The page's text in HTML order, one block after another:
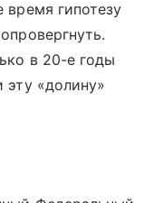
время гипотезу
в 20-е годы
эту «долину»